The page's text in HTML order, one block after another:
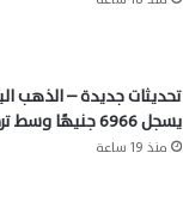
يسجل 6966 جنيهًا وسط ترقب الأسواق العالمية
منذ 19 ساعة